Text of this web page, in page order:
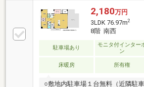
2,180万円
3LDK 76.97m2
8階 南西
駐車場あり
モニタ付インター
ン
床暖房 所有権
○敷地内駐車場１台無料（近隣駐